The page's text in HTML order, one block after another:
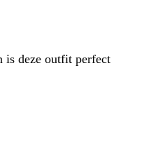
is deze outfit perfect